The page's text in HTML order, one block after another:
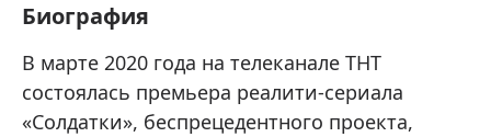
Биография
В марте 2020 года на телеканале ТНТ
состоялась премьера реалити-сериала
«Солдатки», беспрецедентного проекта,